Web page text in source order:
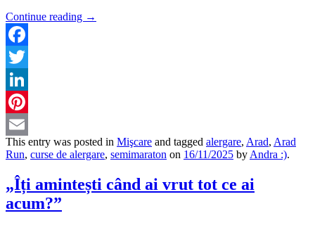
Continue reading →
Facebook
Twitter
LinkedIn
Pinterest
Email
This entry was posted in Mişcare and tagged alergare, Arad, Arad
Run, curse de alergare, semimaraton on 16/11/2025 by Andra :).
„Îți amintești când ai vrut tot ce ai
acum?”